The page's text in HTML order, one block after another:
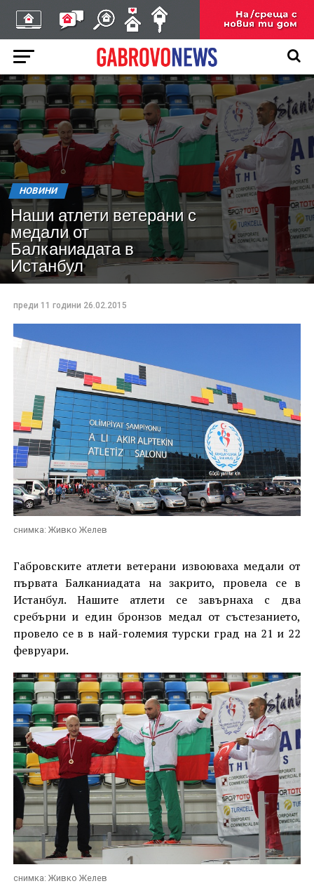
НОВИНИ
Наши атлети ветерани с
медали от
Балканиадата в
Истанбул
преди 11 години 26.02.2015
снимка: Живко Желев
Габровските атлети ветерани извоюваха медали от
първата Балканиадата на закрито, провела се в
Истанбул. Нашите атлети се завърнаха с два
сребърни и един бронзов медал от състезанието,
провело се в в най-големия турски град на 21 и 22
февруари.
снимка: Живко Желев